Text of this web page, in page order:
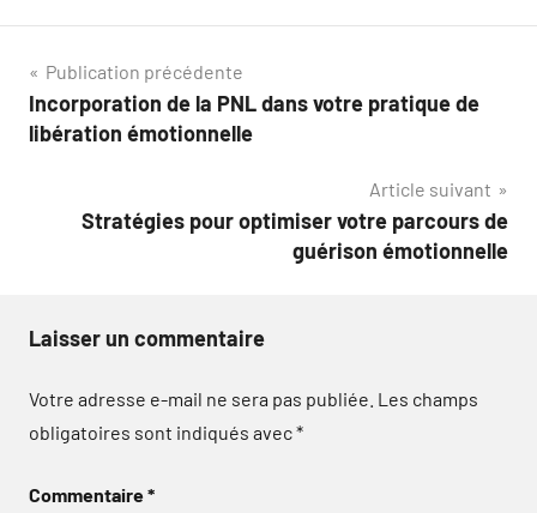
Navigation
de
Publication précédente
Incorporation de la PNL dans votre pratique de
libération émotionnelle
Article suivant
Stratégies pour optimiser votre parcours de
guérison émotionnelle
Laisser un commentaire
Votre adresse e-mail ne sera pas publiée. Les champs
obligatoires sont indiqués avec*
Commentaire*